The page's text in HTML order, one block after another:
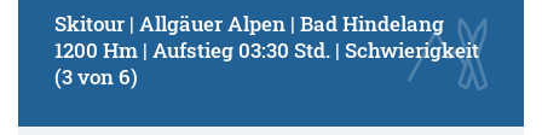
Skitour | Allgäuer Alpen | Bad Hindelang
1200 Hm | Aufstieg 03:30 Std. | Schwierigkeit
(3 von 6)